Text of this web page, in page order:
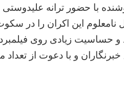
با حضور ترانه علیدوستی
نامعلوم این اکران را در
و حساسیت زیادی روی
خبرنگاران و با دعوت از